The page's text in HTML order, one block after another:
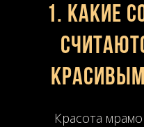
1. Какие
Красота